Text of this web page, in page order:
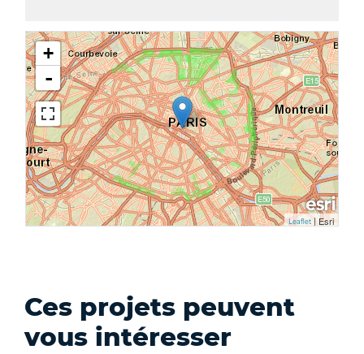
+
-
Leaflet| Esri
Ces projets peuvent
vous intéresser